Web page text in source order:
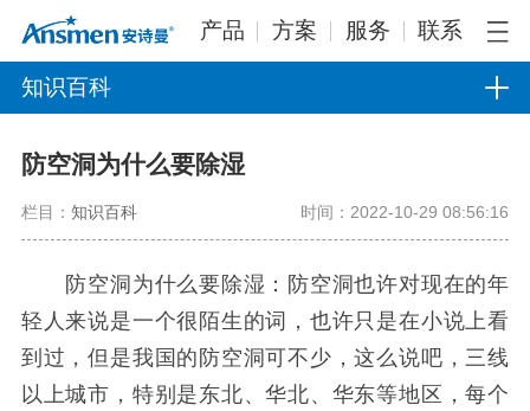
产品 方案 服务 联系
知识百科
防空洞为什么要除湿
栏目： 知识百科 时间：2022-10-29 08:56:16
防空洞为什么要除湿：防空洞也许对现在的年
轻人来说是一个很陌生的词，也许只是在小说上看
到过，但是我国的防空洞可不少，这么说吧，三线
以上城市，特别是东北、华北、华东等地区，每个